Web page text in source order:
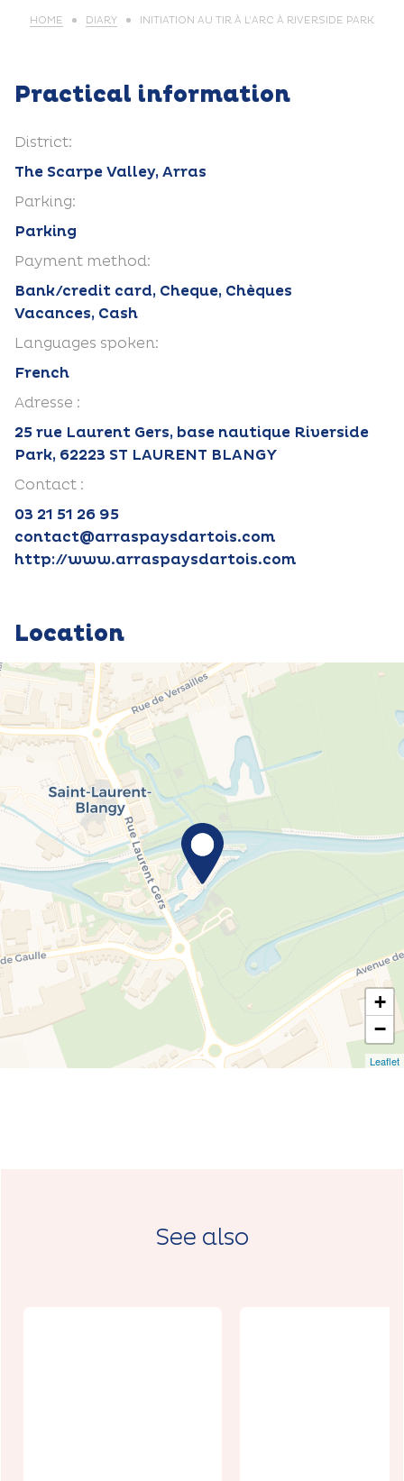
HOME DIARY INITIATION AU TIR À L’ARC À RIVERSIDE PARK
Practical information
District:
The Scarpe Valley, Arras
Parking:
Parking
Payment method:
Bank/credit card, Cheque, Chèques
Vacances, Cash
Languages spoken:
French
Adresse :
25 rue Laurent Gers, base nautique Riverside
Park, 62223 ST LAURENT BLANGY
Contact :
03 21 51 26 95
contact@arraspaysdartois.com
http://www.arraspaysdartois.com
Location
+
−
Leaflet
See also